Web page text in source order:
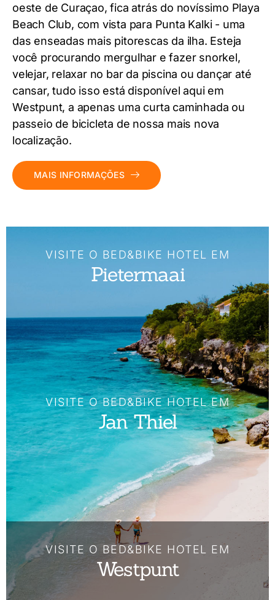
oeste de Curaçao, fica atrás do novíssimo Playa
Beach Club, com vista para Punta Kalki - uma
das enseadas mais pitorescas da ilha. Esteja
você procurando mergulhar e fazer snorkel,
velejar, relaxar no bar da piscina ou dançar até
cansar, tudo isso está disponível aqui em
Westpunt, a apenas uma curta caminhada ou
passeio de bicicleta de nossa mais nova
localização.
MAIS INFORMAÇÕES
VISITE O BED&BIKE HOTEL EM
Pietermaai
VISITE O BED&BIKE HOTEL EM
Jan Thiel
VISITE O BED&BIKE HOTEL EM
Westpunt